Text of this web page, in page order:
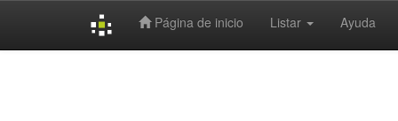
Página de inicio Listar Ayuda